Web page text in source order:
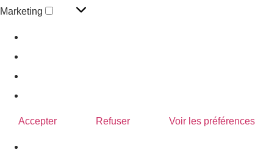
Marketing
Accepter Refuser Voir les préférences